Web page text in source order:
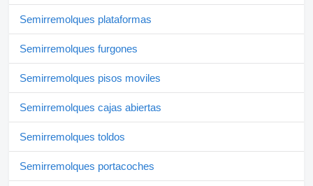
Semirremolques plataformas
Semirremolques furgones
Semirremolques pisos moviles
Semirremolques cajas abiertas
Semirremolques toldos
Semirremolques portacoches